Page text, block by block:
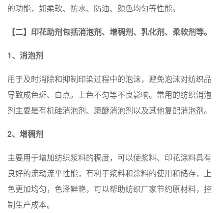
的功能，如柔软、防水、防油、颜⾊均匀等性能。
【⼆】印花助剂包括消泡剂、增稠剂、乳化剂、柔软剂等。
1、消泡剂
用于及时消除和抑制印染过程中的泡沫，避免泡沫对纺织品
导致成色斑、白点。上色不匀等不良影响。常用的纺织消泡
剂主要是有机硅消泡剂、聚醚消泡剂以及其他复配消泡剂。
2、增稠剂
主要用于增加纺织浆料的稠度，可以使浆料、印花涂料具有
良好的流动流平性能，有利于浆料和涂料的使用和储存，上
色更加均匀，色泽鲜艳，可以帮助纺织厂家节约原材料，控
制⽣产成本。